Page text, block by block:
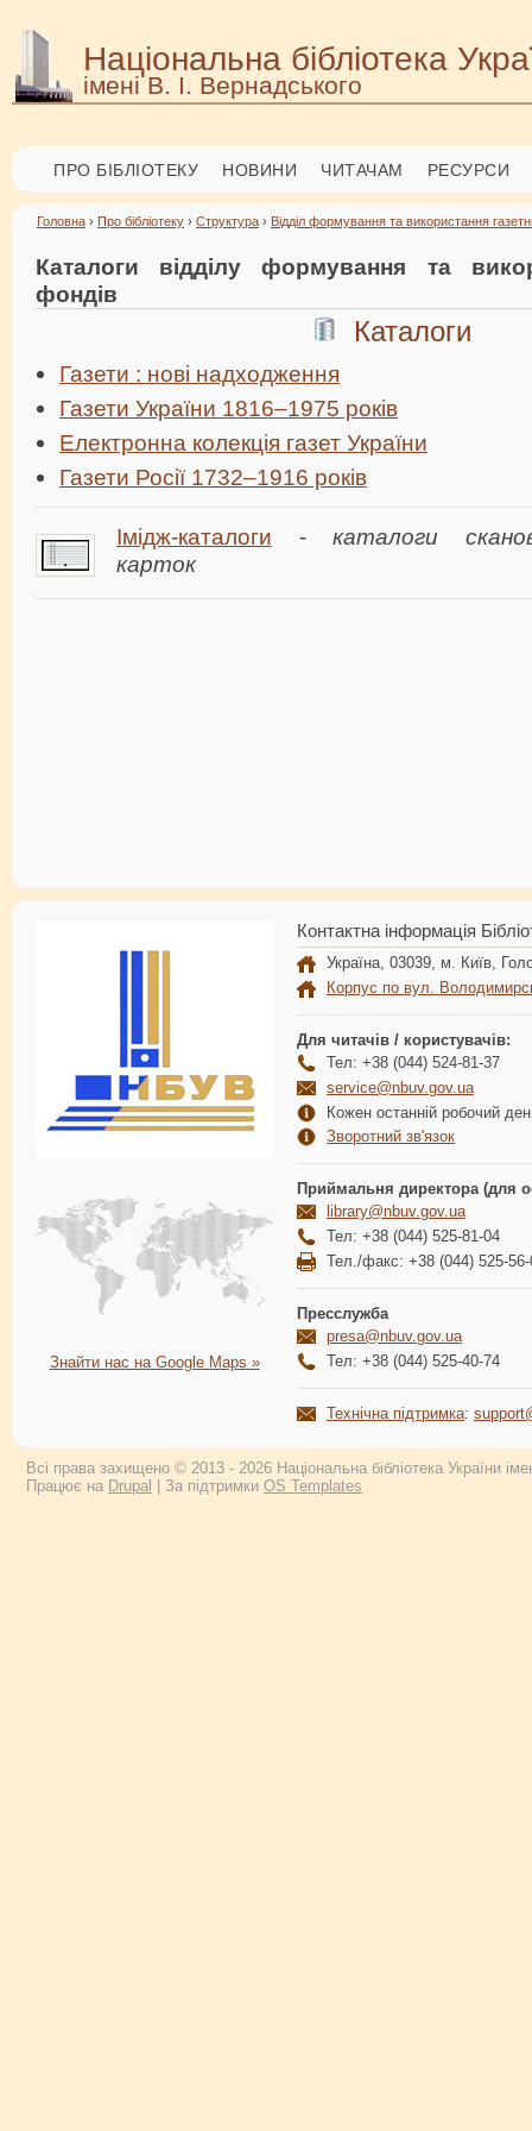
Національна бібліотека
імені В. І. Вернадського
ПРО БІБЛІОТЕКУ НОВИНИ ЧИТАЧАМ РЕСУРСИ
Головна › Про бібліотеку › Структура › Відділ формування та використання
Каталоги відділу формування та
фондів
Каталоги
Газети : нові надходження
Газети України 1816–1975 років
Електронна колекція газет України
Газети Росії 1732–1916 років
Імідж-каталоги - каталоги
карток
Знайти нас на Google Maps »
Контактна інформація
Україна, 03039, м. Київ,
Корпус по вул.
Для читачів / користувачів:
Тел: +38 (044) 524-81-37
service@nbuv.gov.ua
Кожен останній робочий
Зворотний зв'язок
Приймальня директора (для
library@nbuv.gov.ua
Тел: +38 (044) 525-81-04
Тел./факс: +38 (044) 525-56-
Пресслужба
presa@nbuv.gov.ua
Тел: +38 (044) 525-40-74
Технічна підтримка:
Всі права захищено © 2013 - 2026 Національна бібліотека України
Працює на Drupal | За підтримки OS Templates